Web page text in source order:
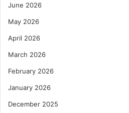
June 2026
May 2026
April 2026
March 2026
February 2026
January 2026
December 2025